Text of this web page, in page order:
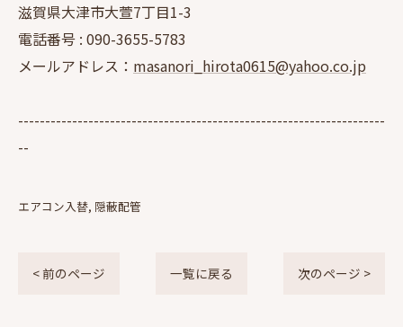
滋賀県大津市大萱7丁目1-3
電話番号 : 090-3655-5783
メールアドレス： masanori_hirota0615@yahoo.co.jp
--------------------------------------------------------------------
--
エアコン入替 隠蔽配管
< 前のページ 一覧に戻る 次のページ >